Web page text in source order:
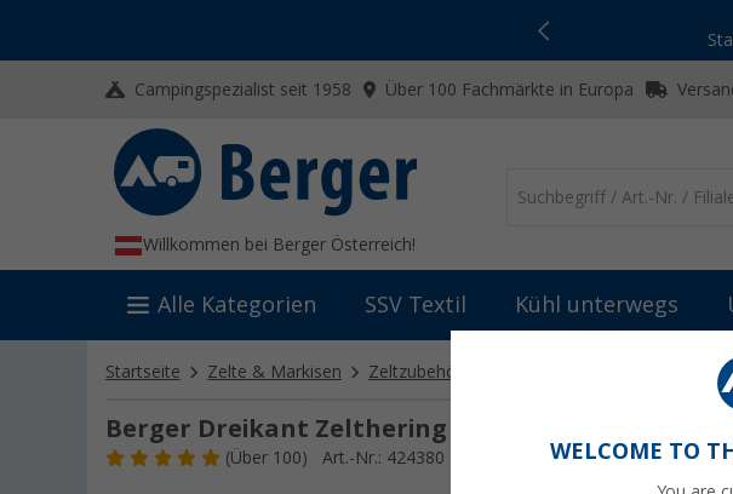
Campingspezialist seit 1958 Über 100 Fachmärkte in Europa
Willkommen bei Berger Österreich!
Alle Kategorien SSV Textil Kühl unterwegs
Startseite Zelte & Markisen Zeltzubehör Zeltheringe & Abspannmaterial
Berger Dreikant Zelthering 23 cm aus Stahl für
(Über100) Art.-Nr.: 424380 WELCOME TO